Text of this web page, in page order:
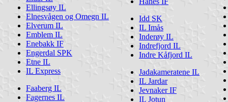
Ellingsøy IL
Elnesvågen og Omegn IL
Elverum IL
Emblem IL
Enebakk IF
Engerdal SPK
Etne IL
IL Express
Faaberg IL
Fagernes IL
Idd SK
IL Imås
Inderøy IL
Indrefjord IL
Indre Kåfjord IL
Jadakameratene IL
IL Jardar
Jevnaker IF
IL Jotun